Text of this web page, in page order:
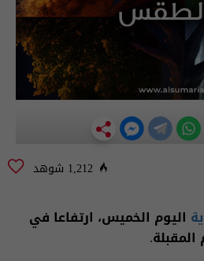
1,212 شوهد
اليوم الخميس، ارتفاعا في
المقبلة.